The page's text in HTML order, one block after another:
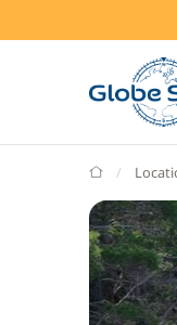
GlobeSailor